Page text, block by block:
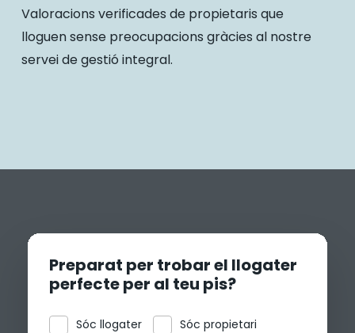
Valoracions verificades de propietaris que
lloguen sense preocupacions gràcies al nostre
servei de gestió integral.
Preparat per trobar el llogater
perfecte per al teu pis?
Sóc llogater Sóc propietari